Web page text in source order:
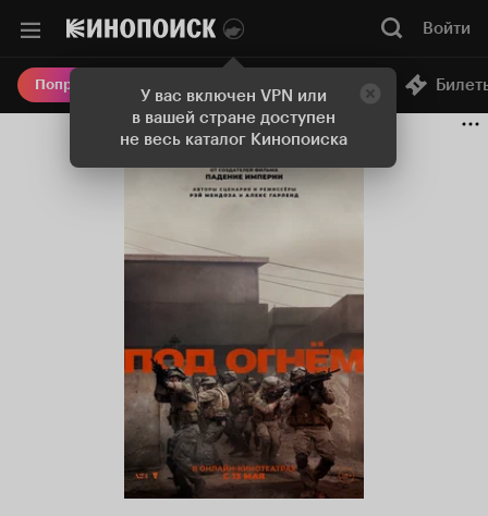
У вас включен VPN или
в вашей стране доступен
не весь каталог Кинопоиска
Войти
Попробовать Плюс Онлайн-кинотеатр